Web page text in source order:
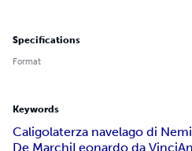
Specifications
Format
Keywords
Caligolaterza navelago di Nemi
De MarchiLeonardo da Vinci